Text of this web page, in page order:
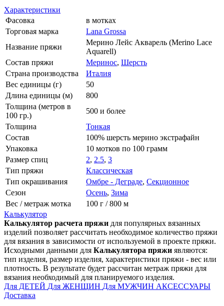
Характеристики
Фасовка
в мотках
Торговая марка
Lana Grossa
Название пряжи
Мерино Лейс Акварель (Merino Lace
Aquarell)
Состав пряжи
Меринос, Шерсть
Страна производства
Италия
Вес единицы (г)
50
Длина единицы (м)
800
Толщина (метров в
100 гр.)
500 и более
Толщина
Тонкая
Состав
100% шерсть мерино экстрафайн
Упаковка
10 мотков по 100 грамм
Размер спиц
2, 2.5, 3
Тип пряжи
Классическая
Тип окрашивания
Омбре - Деграде, Секционное
Сезон
Осень, Зима
Вес / метраж мотка
100 г / 800 м
Калькулятор
Калькулятор расчета пряжи для популярных вязанных
изделий позволяет рассчитать необходимое количество пряжи
для вязания в зависимости от используемой в проекте пряжи.
Исходными данными для Калькулятора пряжи являются:
тип изделия, размер изделия, характеристики пряжи - вес или
плотность. В результате будет рассчитан метраж пряжи для
вязания необходимый для планируемого изделия.
Для ДЕТЕЙ Для ЖЕНЩИН Для МУЖЧИН АКСЕССУАРЫ
Доставка